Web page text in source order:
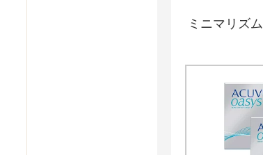
ミニマリズム